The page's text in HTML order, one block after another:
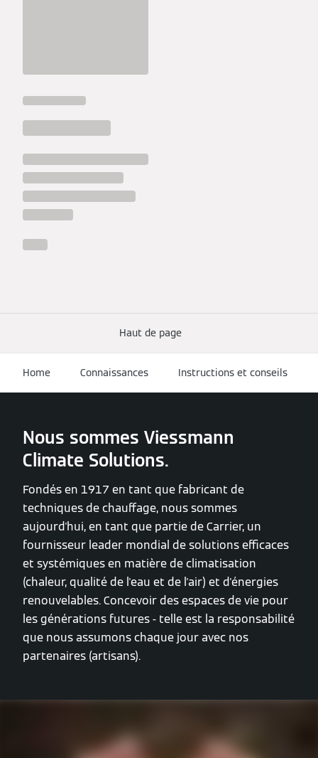
Haut de page
Home Connaissances Instructions et conseils
Nous sommes Viessmann
Climate Solutions.
Fondés en 1917 en tant que fabricant de
techniques de chauffage, nous sommes
aujourd'hui, en tant que partie de Carrier, un
fournisseur leader mondial de solutions efficaces
et systémiques en matière de climatisation
(chaleur, qualité de l'eau et de l'air) et d'énergies
renouvelables. Concevoir des espaces de vie pour
les générations futures - telle est la responsabilité
que nous assumons chaque jour avec nos
partenaires (artisans).